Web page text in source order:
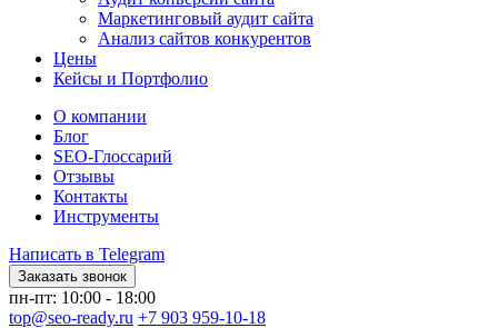
Маркетинговый аудит сайта
Анализ сайтов конкурентов
Цены
Кейсы и Портфолио
О компании
Блог
SEO-Глоссарий
Отзывы
Контакты
Инструменты
Написать в Telegram
Заказать звонок
пн-пт: 10:00 - 18:00
top@seo-ready.ru +7 903 959-10-18